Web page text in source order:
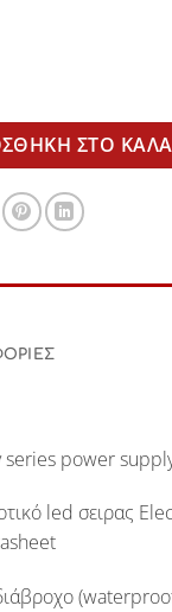
BERGMEN
ΣΤΟ
series power
led σειρας